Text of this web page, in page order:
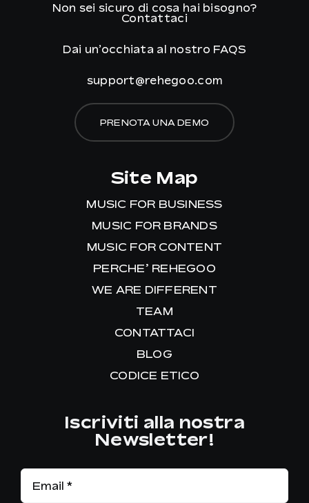
Non sei sicuro di cosa hai bisogno?
Contattaci
Dai un’occhiata al nostro FAQS
support@rehegoo.com
PRENOTA UNA DEMO
Site Map
MUSIC FOR BUSINESS
MUSIC FOR BRANDS
MUSIC FOR CONTENT
PERCHE’ REHEGOO
WE ARE DIFFERENT
TEAM
CONTATTACI
BLOG
CODICE ETICO
Iscriviti alla nostra
Newsletter!